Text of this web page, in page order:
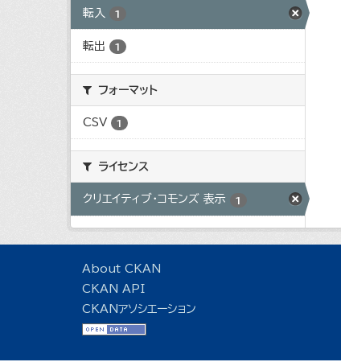
転入 1
転出 1
フォーマット
CSV 1
ライセンス
クリエイティブ・コモンズ 表示 1
About CKAN
CKAN API
CKANアソシエーション